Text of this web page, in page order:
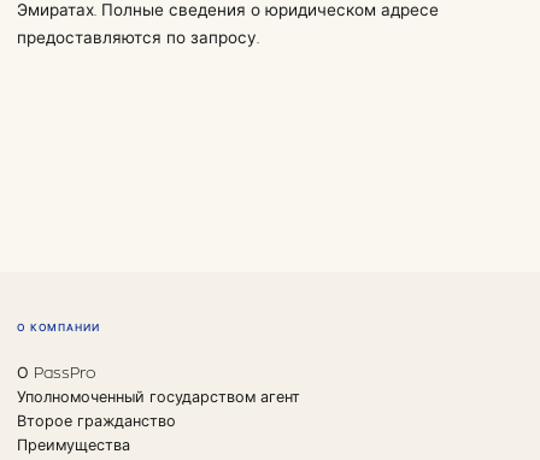
Эмиратах. Полные сведения о юридическом адресе
предоставляются по запросу.
О КОМПАНИИ
О PassPro
Уполномоченный государством агент
Второе гражданство
Преимущества